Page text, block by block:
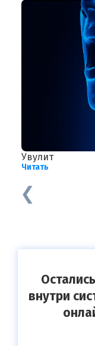
Увулит
Читать
внутри